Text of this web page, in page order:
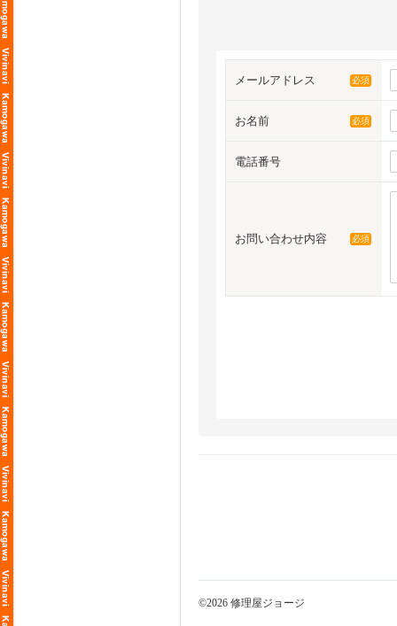
メールアドレス 必須
お名前 必須
電話番号
お問い合わせ内容 必須
©2026 修理屋ジョージ